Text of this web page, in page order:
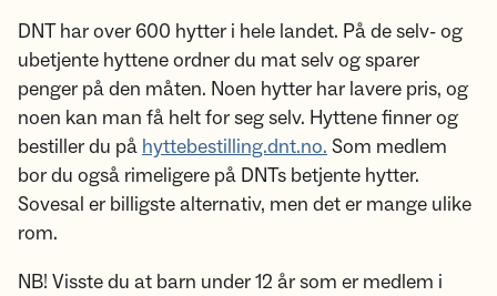
DNT har over 600 hytter i hele landet. På de selv- og
ubetjente hyttene ordner du mat selv og sparer
penger på den måten. Noen hytter har lavere pris, og
noen kan man få helt for seg selv. Hyttene finner og
bestiller du på hyttebestilling.dnt.no. Som medlem
bor du også rimeligere på DNTs betjente hytter.
Sovesal er billigste alternativ, men det er mange ulike
rom.
NB! Visste du at barn under 12 år som er medlem i